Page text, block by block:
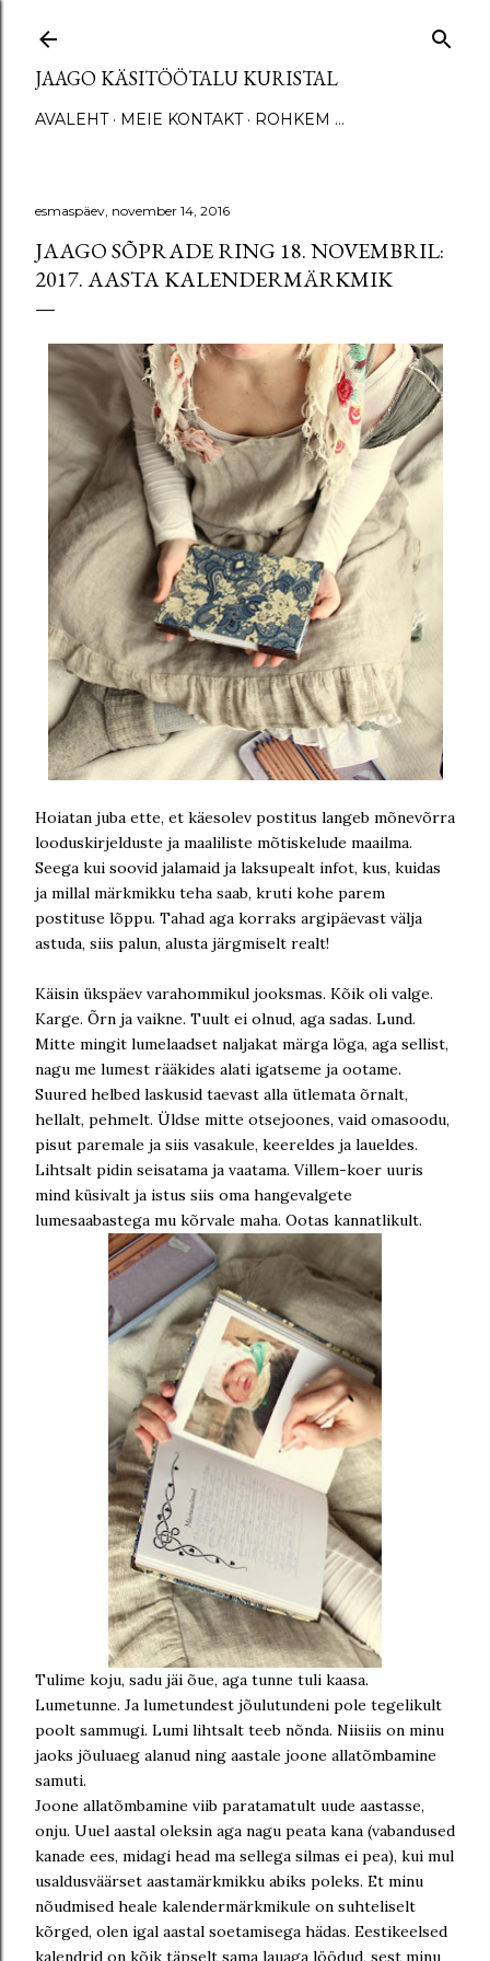
JAAGO KÄSITÖÖTALU KURISTAL
AVALEHT MEIE KONTAKT ROHKEM …
esmaspäev, november 14, 2016
JAAGO SÕPRADE RING 18. NOVEMBRIL:
2017. AASTA KALENDERMÄRKMIK
Hoiatan juba ette, et käesolev postitus langeb mõnevõrra
looduskirjelduste ja maaliliste mõtiskelude maailma.
Seega kui soovid jalamaid ja laksupealt infot, kus, kuidas
ja millal märkmikku teha saab, kruti kohe parem
postituse lõppu. Tahad aga korraks argipäevast välja
astuda, siis palun, alusta järgmiselt realt!
Käisin ükspäev varahommikul jooksmas. Kõik oli valge.
Karge. Õrn ja vaikne. Tuult ei olnud, aga sadas. Lund.
Mitte mingit lumelaadset naljakat märga löga, aga sellist,
nagu me lumest rääkides alati igatseme ja ootame.
Suured helbed laskusid taevast alla ütlemata õrnalt,
hellalt, pehmelt. Üldse mitte otsejoones, vaid omasoodu,
pisut paremale ja siis vasakule, keereldes ja laueldes.
Lihtsalt pidin seisatama ja vaatama. Villem-koer uuris
mind küsivalt ja istus siis oma hangevalgete
lumesaabastega mu kõrvale maha. Ootas kannatlikult.
Tulime koju, sadu jäi õue, aga tunne tuli kaasa.
Lumetunne. Ja lumetundest jõulutundeni pole tegelikult
poolt sammugi. Lumi lihtsalt teeb nõnda. Niisiis on minu
jaoks jõuluaeg alanud ning aastale joone allatõmbamine
samuti.
Joone allatõmbamine viib paratamatult uude aastasse,
onju. Uuel aastal oleksin aga nagu peata kana (vabandused
kanade ees, midagi head ma sellega silmas ei pea), kui mul
usaldusväärset aastamärkmikku abiks poleks. Et minu
nõudmised heale kalendermärkmikule on suhteliselt
kõrged, olen igal aastal soetamisega hädas. Eestikeelsed
kalendrid on kõik täpselt sama lauaga löödud, sest minu